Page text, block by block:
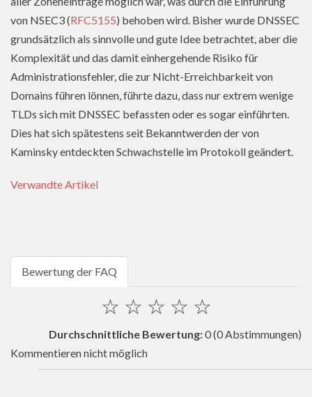
von NSEC3 (RFC5155) behoben wird. Bisher wurde DNSSEC
grundsätzlich als sinnvolle und gute Idee betrachtet, aber die
Komplexität und das damit einhergehende Risiko für
Administrationsfehler, die zur Nicht-Erreichbarkeit von
Domains führen lönnen, führte dazu, dass nur extrem wenige
TLDs sich mit DNSSEC befassten oder es sogar einführten.
Dies hat sich spätestens seit Bekanntwerden der von
Kaminsky entdeckten Schwachstelle im Protokoll geändert.
Verwandte Artikel
Bewertung der FAQ
☆
☆
☆
☆
☆
Durchschnittliche Bewertung:0(0 Abstimmungen)
Kommentieren nicht möglich